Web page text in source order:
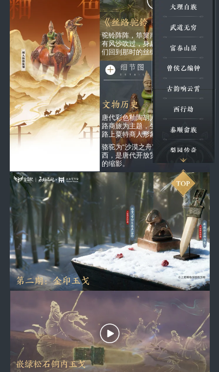
《丝路驼铃·风沙筚篥》
驼铃阵阵，筚篥声远，陶俑周身似
有风沙吹过，身后楼阁显现，带我
们回到那时的丝绸之路。
文物历史
唐代彩色釉陶胡人骑骆驼俑，以丝
路商旅为主题，生动再现了丝绸之
路上粟特商人形象。
骆驼为“沙漠之舟”，承载货物往来东
西，是唐代开放贸易与跨文化交融
的缩影。
第二期：金印玉戈
嵌绿松石铜内玉戈
大理白族
武道无穷
富春山居
曾侯乙编钟
古韵响云霄
西行劫
泰顺畲族
梨园传奇
金乌纪秦风
金沙遗址博物馆
古兵器博物馆